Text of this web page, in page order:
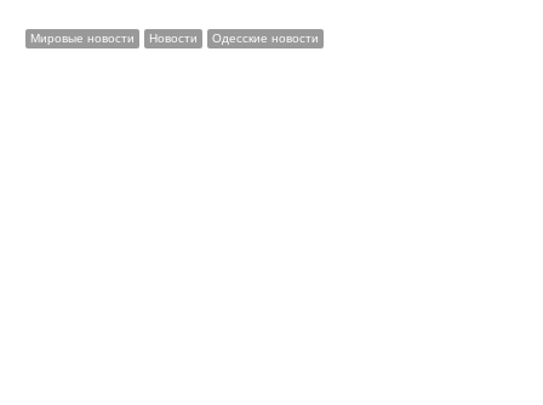
Мировые новости Новости Одесские новости